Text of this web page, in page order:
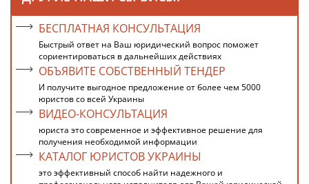
БЕСПЛАТНАЯ КОНСУЛЬТАЦИЯ
Быстрый ответ на Ваш юридический вопрос поможет
сориентироваться в дальнейших действиях
ОБЪЯВИТЕ СОБСТВЕННЫЙ ТЕНДЕР
И получите выгодное предложение от более чем 5000
юристов со всей Украины
ВИДЕО-КОНСУЛЬТАЦИЯ
юриста это современное и эффективное решение для
получения необходимой информации
КАТАЛОГ ЮРИСТОВ УКРАИНЫ
это эффективный способ найти надежного и